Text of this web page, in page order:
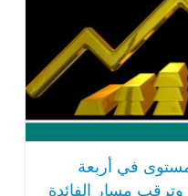
في أربعة
وترقب مسار الفائدة